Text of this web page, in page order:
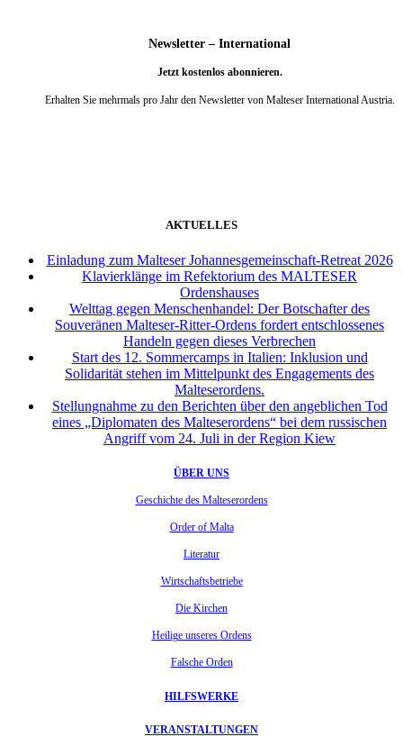
Newsletter – International
Jetzt kostenlos abonnieren.
Erhalten Sie mehrmals pro Jahr den Newsletter von Malteser International Austria.
AKTUELLES
Einladung zum Malteser Johannesgemeinschaft-Retreat 2026
Klavierklänge im Refektorium des MALTESER
Ordenshauses
Welttag gegen Menschenhandel: Der Botschafter des
Souveränen Malteser-Ritter-Ordens fordert entschlossenes
Handeln gegen dieses Verbrechen
Start des 12. Sommercamps in Italien: Inklusion und
Solidarität stehen im Mittelpunkt des Engagements des
Malteserordens.
Stellungnahme zu den Berichten über den angeblichen Tod
eines „Diplomaten des Malteserordens“ bei dem russischen
Angriff vom 24. Juli in der Region Kiew
ÜBER UNS
Geschichte des Malteserordens
Order of Malta
Literatur
Wirtschaftsbetriebe
Die Kirchen
Heilige unseres Ordens
Falsche Orden
HILFSWERKE
VERANSTALTUNGEN